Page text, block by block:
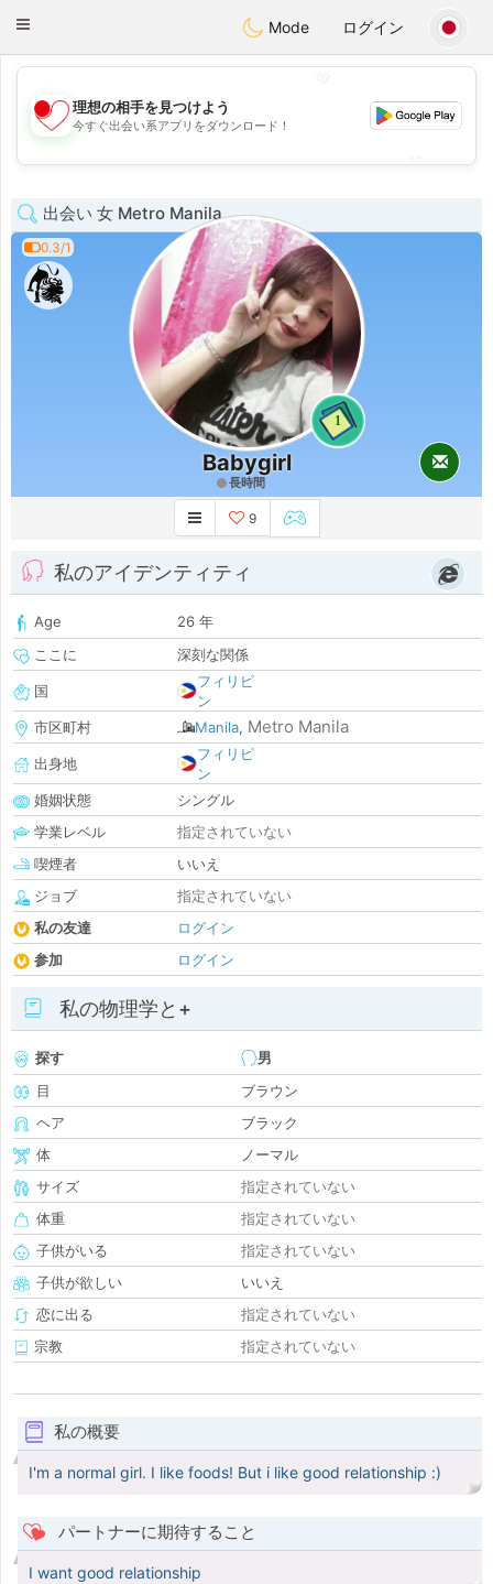
日本Chat
Toggle
Mode ログイン
💖
💕
理想の相手を見つけよう
今すぐ出会い系アプリをダウンロード！
出会い 女 Metro Manila
0.3/1
1
Babygirl
長時間
9
私のアイデンティティ
Age
26 年
ここに
深刻な関係
国
フィリピ
ン
市区町村
Manila, Metro Manila
出身地
フィリピ
ン
婚姻状態
シングル
学業レベル
指定されていない
喫煙者
いいえ
ジョブ
指定されていない
私の友達
ログイン
参加
ログイン
私の物理学と+
探す
男
目
ブラウン
ヘア
ブラック
体
ノーマル
サイズ
指定されていない
体重
指定されていない
子供がいる
指定されていない
子供が欲しい
いいえ
恋に出る
指定されていない
宗教
指定されていない
私の概要
I'm a normal girl. I like foods! But i like good relationship :)
パートナーに期待すること
I want good relationship